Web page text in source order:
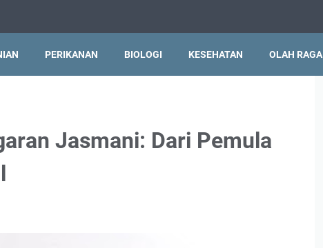
PERIKANAN BIOLOGI KESEHATAN OLAH RAGA
Jasmani: Dari Pemula